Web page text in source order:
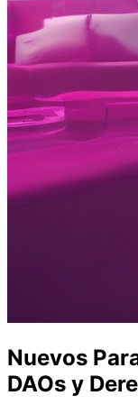
Nuevos
DAOs y